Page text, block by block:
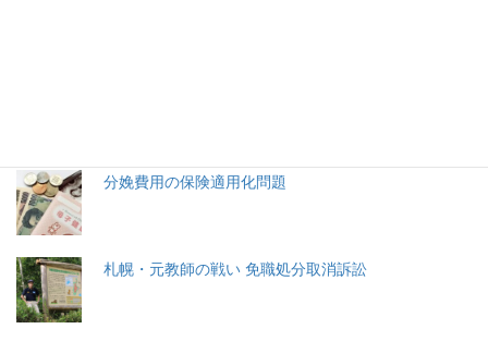
分娩費用の保険適用化問題
札幌・元教師の戦い 免職処分取消訴訟